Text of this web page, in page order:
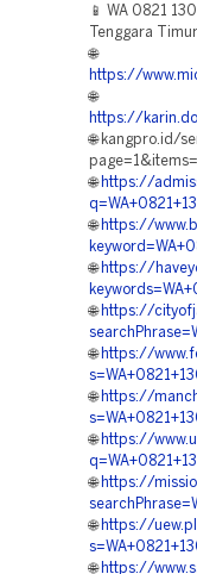
📱 WA 0821
Tenggara Timur
🌐
https://
🌐
https://
🌐 kangpro.id/
🌐 https://
🌐 https://
🌐 https://
🌐 https://
🌐 https://
🌐 https://
🌐 https://
🌐 https://
🌐 https://
🌐 https://